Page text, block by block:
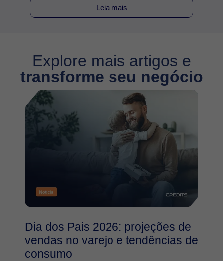
Leia mais
Explore mais artigos e
transforme seu negócio
Dia dos Pais 2026: projeções de
vendas no varejo e tendências de
consumo